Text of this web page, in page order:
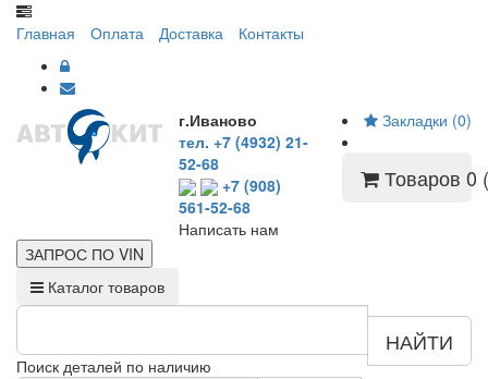
Главная Оплата Доставка Контакты
г.Иваново
тел. +7 (4932) 21-
52-68
+7 (908)
561-52-68
Написать нам
Закладки (0)
Товаров 0
ЗАПРОС ПО VIN
Каталог товаров
Поиск деталей по наличию
НАЙТИ